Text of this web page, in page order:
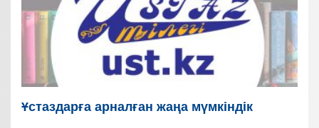
Ұстаздарға арналған жаңа мүмкіндік